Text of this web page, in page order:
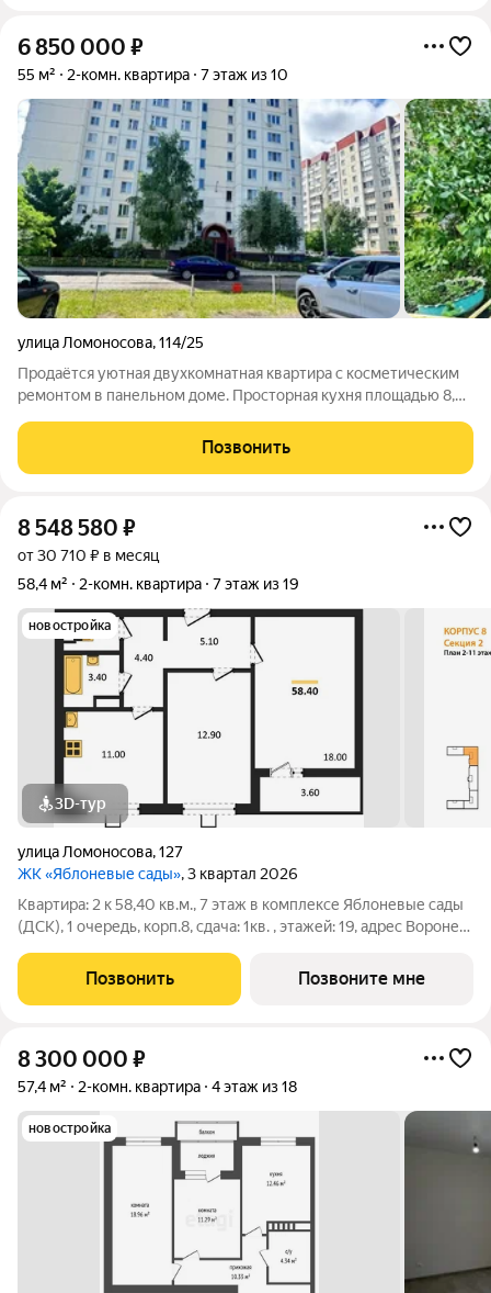
6 850 000 ₽
55 м² 2-комн. квартира 7 этаж из 10
улица Ломоносова,114/25
Продаётся уютная двухкомнатная квартира с косметическим
ремонтом в панельном доме. Просторная кухня площадью 8,8
комнате постелен дубовый паркет. Застеклённая лоджия с
выходом из меньшей комнаты.
Позвонить
8 548 580 ₽
от 30 710 ₽ в месяц
58,4 м²
2-комн. квартира 7 этаж из 19
новостройка
3D-тур
улица Ломоносова,127
ЖК «Яблоневые сады», 3 квартал 2026
Квартира: 2 к 58,40 кв.м., 7 этаж в комплексе Яблоневые сады
(ДСК), 1 очередь, корп.8, сдача: 1кв. , этажей: 19, адрес Воронеж
Позвонить Позвоните мне
8 300 000 ₽
57,4 м² 2-комн. квартира 4 этаж из 18
новостройка